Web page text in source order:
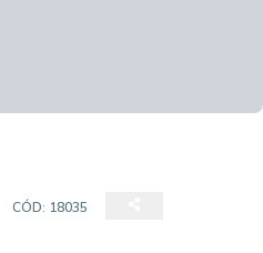
CÓD: 18035